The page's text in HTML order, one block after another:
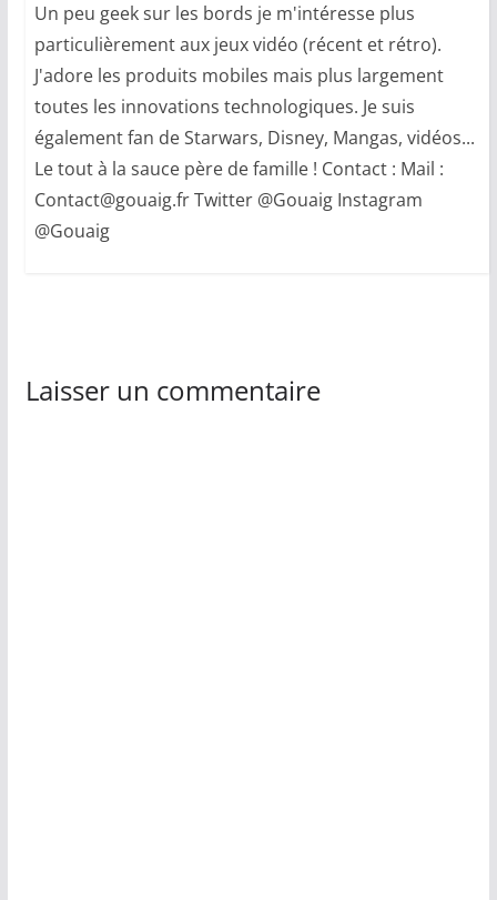
Un peu geek sur les bords je m'intéresse plus
particulièrement aux jeux vidéo (récent et rétro).
J'adore les produits mobiles mais plus largement
toutes les innovations technologiques. Je suis
également fan de Starwars, Disney, Mangas, vidéos...
Le tout à la sauce père de famille ! Contact : Mail :
Contact@gouaig.fr Twitter @Gouaig Instagram
@Gouaig
Laisser un commentaire